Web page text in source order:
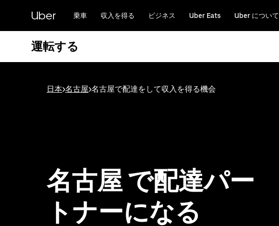
ン
Uber 乗車 収入を得る ビジネス Uber Eats Uber について
運転する
日本>名古屋>名古屋で配達をして収入を得る機会
名古屋 で配達パー
トナーになる